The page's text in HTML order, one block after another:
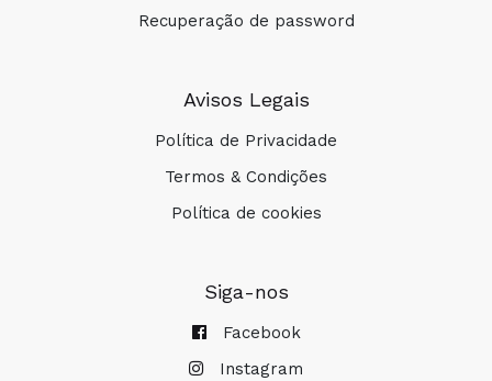
Recuperação de password
Avisos Legais
Política de Privacidade
Termos & Condições
Política de cookies
Siga-nos
Facebook
Instagram